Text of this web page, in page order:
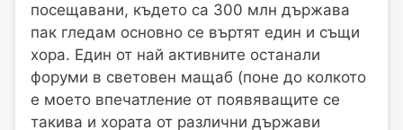
посещавани, където са 300 млн държава
пак гледам основно се въртят един и същи
хора. Един от най активните останали
форуми в световен мащаб (поне до колкото
е моето впечатление от появяващите се
такива и хората от различни държави